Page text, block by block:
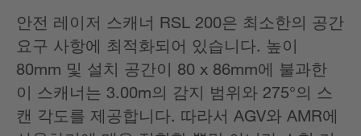
안전 레이저 스캐너 RSL 200은 최소한의 공간
요구 사항에 최적화되어 있습니다. 높이
80mm 및 설치 공간이 80 x 86mm에 불과한
이 스캐너는 3.00m의 감지 범위와 275°의 스
캔 각도를 제공합니다. 따라서 AGV와 AMR에